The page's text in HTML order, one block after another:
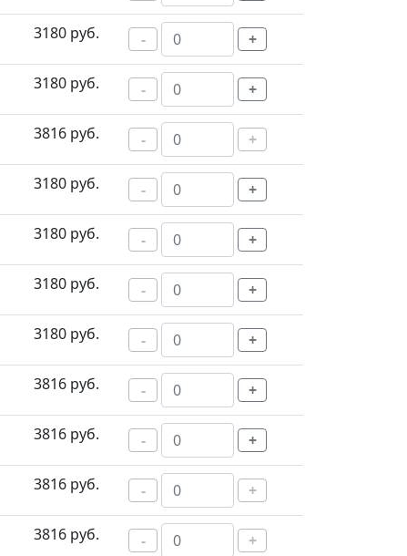
3180 руб. - +
3180 руб. - +
3816 руб. - +
3180 руб. - +
3180 руб. - +
3180 руб. - +
3180 руб. - +
3816 руб. - +
3816 руб. - +
3816 руб. - +
3816 руб. - +